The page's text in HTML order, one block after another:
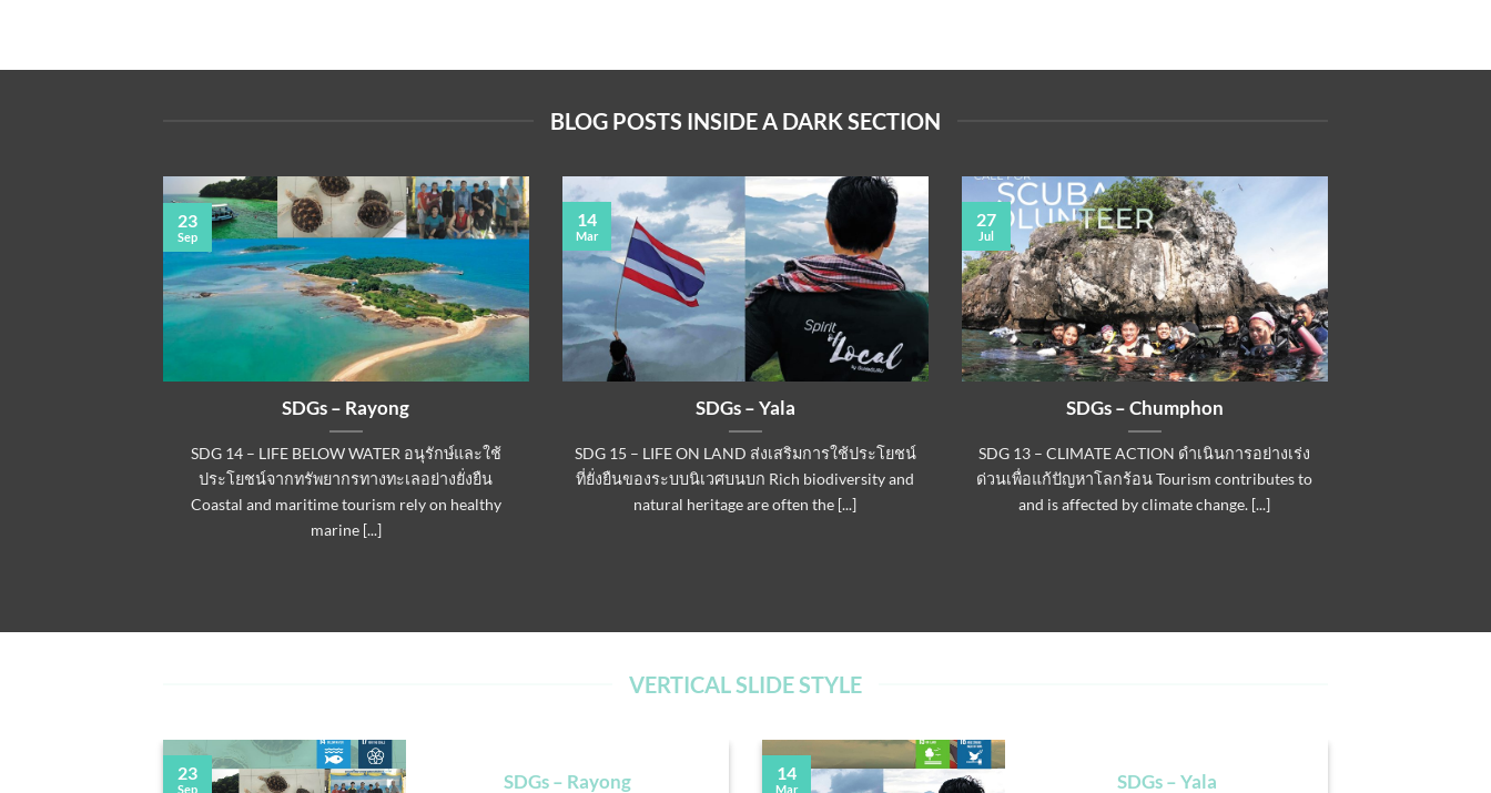
BLOG POSTS INSIDE A DARK SECTION
SDGs – Rayong
SDG 14 – LIFE BELOW WATER อนุรักษ์และใช้
ประโยชน์จากทรัพยากรทางทะเลอย่างยั่งยืน
Coastal and maritime tourism rely on healthy
marine [...]
23
Sep
SDGs – Yala
SDG 15 – LIFE ON LAND ส่งเสริมการใช้ประโยชน์
ที่ยั่งยืนของระบบนิเวศบนบก Rich biodiversity and
natural heritage are often the [...]
14
Mar
SDGs – Chumphon
SDG 13 – CLIMATE ACTION ดำเนินการอย่างเร่ง
ด่วนเพื่อแก้ปัญหาโลกร้อน Tourism contributes to
and is affected by climate change. [...]
27
Jul
VERTICAL SLIDE STYLE
SDGs – Rayong
23
Sep SDGs – Yala
14
Mar